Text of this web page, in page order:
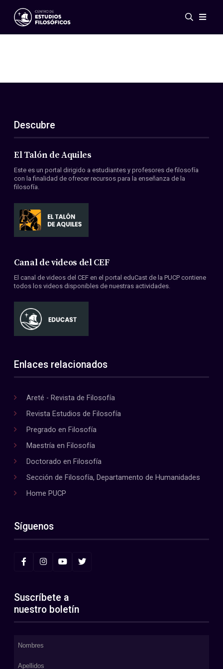
Eventos
ES
EN
Acerca de nosotros
Miembros
Convenios
Descubre
El Talón de Aquiles
Este es un portal dirigido a estudiantes y profesores de filosofía
con la finalidad de ofrecer recursos para la enseñanza de la
filosofía.
Canal de videos del CEF
El canal de videos del CEF en el portal eduCast de la PUCP contiene
todos los videos disponibles de nuestras actividades.
Enlaces relacionados
Areté - Revista de Filosofía
Revista Estudios de Filosofía
Pregrado en Filosofía
Maestría en Filosofía
Doctorado en Filosofía
Sección de Filosofía, Departamento de Humanidades
Home PUCP
Síguenos
Suscríbete a
nuestro boletín